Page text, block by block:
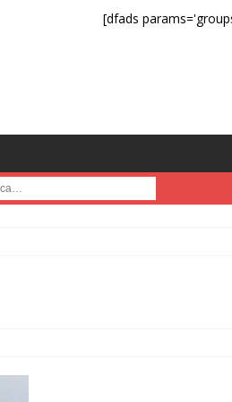
[dfads
: